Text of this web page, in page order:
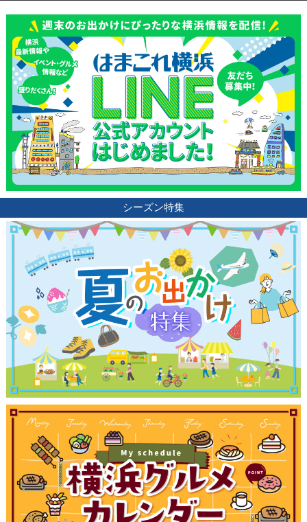
シーズン特集
観光ガイド
ランキング
ブログ記事
サイトについて